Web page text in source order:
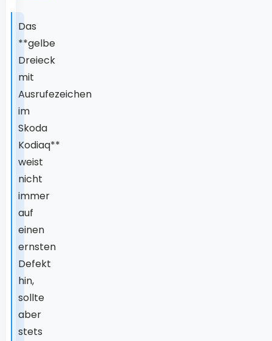
Das
**gelbe
Dreieck
mit
Ausrufezeichen
im
Skoda
Kodiaq**
weist
nicht
immer
auf
einen
ernsten
Defekt
hin,
sollte
aber
stets